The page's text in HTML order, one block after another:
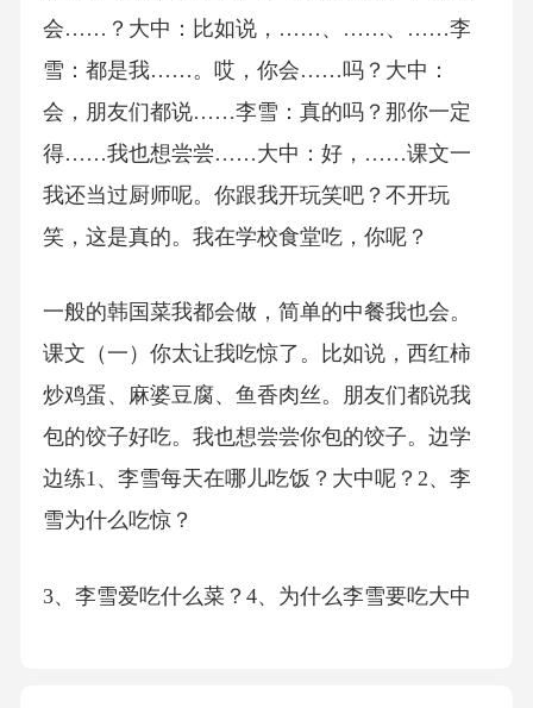
会……？大中：比如说，……、……、……李
雪：都是我……。哎，你会……吗？大中：
会，朋友们都说……李雪：真的吗？那你一定
得……我也想尝尝……大中：好，……课文一
我还当过厨师呢。你跟我开玩笑吧？不开玩
笑，这是真的。我在学校食堂吃，你呢？
一般的韩国菜我都会做，简单的中餐我也会。
课文（一）你太让我吃惊了。比如说，西红柿
炒鸡蛋、麻婆豆腐、鱼香肉丝。朋友们都说我
包的饺子好吃。我也想尝尝你包的饺子。边学
边练1、李雪每天在哪儿吃饭？大中呢？2、李
雪为什么吃惊？
3、李雪爱吃什么菜？4、为什么李雪要吃大中